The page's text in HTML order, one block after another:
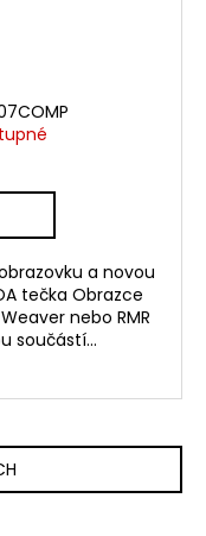
a novou
tečka Obrazce
nebo RMR
součástí...